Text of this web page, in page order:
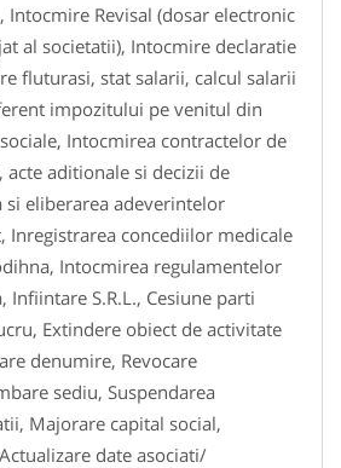
Intocmire Revisal (dosar electronic
al societatii), Intocmire declaratie
fluturasi, stat salarii, calcul salarii
impozitului pe venitul din
Intocmirea contractelor de
acte aditionale si decizii de
si eliberarea adeverintelor
Inregistrarea concediilor medicale
Intocmirea regulamentelor
S.R.L., Cesiune parti
Extindere obiect de activitate
denumire, Revocare
sediu, Suspendarea
Majorare capital social,
date asociati/